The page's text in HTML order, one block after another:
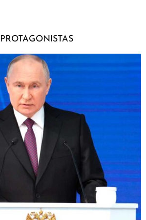
PROTAGONISTAS